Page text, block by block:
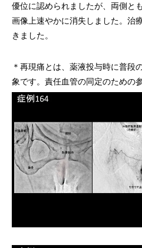
優位に認められましたが、両側と
画像上速やかに消失しました。治
きました。
＊再現痛とは、薬液投与時に普段
象です。責任血管の同定のための